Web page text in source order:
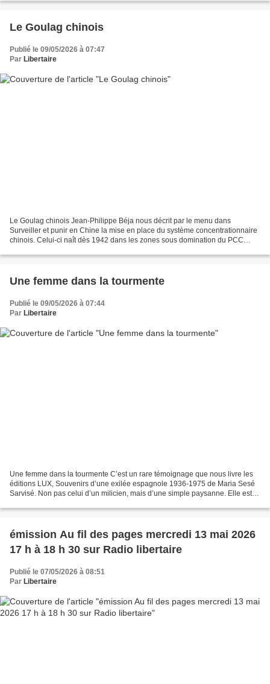
Le Goulag chinois
Publié le 09/05/2026 à 07:47
Par Libertaire
Le Goulag chinois Jean-Philippe Béja nous décrit par le menu dans
Surveiller et punir en Chine la mise en place du système concentrationnaire
chinois. Celui-ci naît dès 1942 dans les zones sous domination du PCC
Une femme dans la tourmente
Publié le 09/05/2026 à 07:44
Par Libertaire
Une femme dans la tourmente C’est un rare témoignage que nous livre les
éditions LUX, Souvenirs d’une exilée espagnole 1936-1975 de Maria Sesé
Sarvisé. Non pas celui d’un milicien, mais d’une simple paysanne. Elle est
émission Au fil des pages mercredi 13 mai 2026
17 h à 18 h 30 sur Radio libertaire
Publié le 07/05/2026 à 08:51
Par Libertaire